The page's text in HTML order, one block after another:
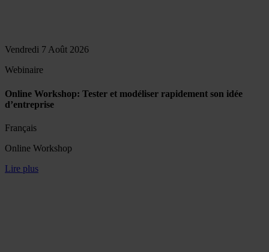
Vendredi 7 Août 2026
Webinaire
Online Workshop: Tester et modéliser rapidement son idée
d’entreprise
Français
Online Workshop
Lire plus